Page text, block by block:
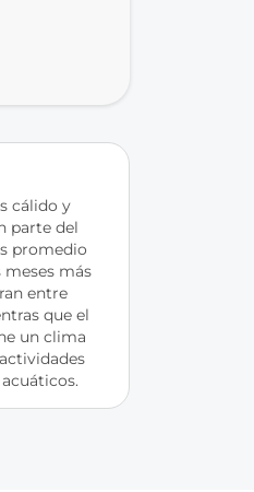
cálido y
parte del
promedio
meses más
entre
que el
un clima